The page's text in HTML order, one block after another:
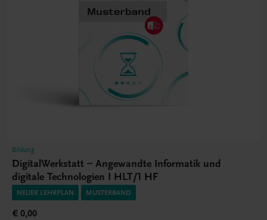
Bildung
DigitalWerkstatt – Angewandte Informatik und
digitale Technologien I HLT/1 HF
NEUER LEHRPLAN MUSTERBAND
€ 0,00